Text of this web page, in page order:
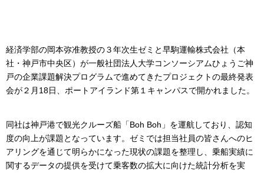
経済学部の岡本弥准教授の３年次生ゼミと早駒運輸株式会社（本
社・神戸市中央区）が一般社団法人大学コンソーシアムひょうご神
戸の企業課題解決プログラムで進めてきたプロジェクトの最終発表
会が２月18日、ポートアイランド第１キャンパスで開かれました。
同社は神戸港で観光クルーズ船「Boh Boh」を運航しており、認知
度の向上が課題となっています。ゼミでは担当社員の皆さんへのヒ
アリングを通じて明らかになった現状の課題を整理し、乗船実績に
関するデータの提供を受けて乗客数の拡大に向けた統計分析を実